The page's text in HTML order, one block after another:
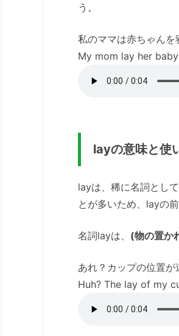
う。
私のママは赤ちゃんを
My mom lay her
layの意味と
layは、稀に名詞とし
とが多いため、layの
名詞layは、 (物の置か
あれ？カップの位置が
Huh? The lay of my